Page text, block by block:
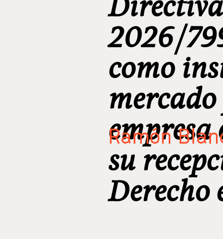
2026/
como
empresa
su
Derecho
Ramón